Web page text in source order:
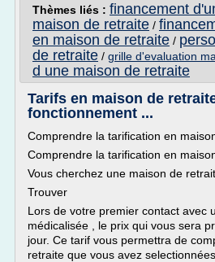
Thèmes liés : financement
maison de retraite /
en maison de retraite /
de retraite / grille d'evaluation
d une maison de retraite
Tarifs en maison de
fonctionnement ...
Comprendre la tarification en
Comprendre la tarification en
Vous cherchez une maison de
Trouver
Lors de votre premier contact avec
médicalisée , le prix qui vous sera
jour. Ce tarif vous permettra de
retraite que vous avez